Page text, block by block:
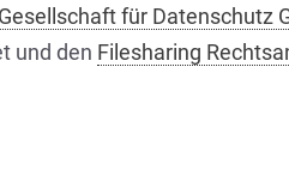
für Datenschutz
und den Filesharing